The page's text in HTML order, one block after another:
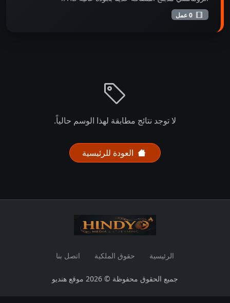
لا توجد نتائج مطابقة لهذا الوسم حالياً.
العودة للرئيسية
الرئيسية حقوق الملكية اتصل بنا
جميع الحقوق محفوظة © 2026 موقع هنديو